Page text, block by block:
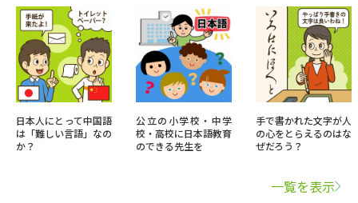
日本人にとって中国語
は「難しい言語」なの
か？
公立の小学校・中学
校・高校に日本語教育
のできる先生を
手で書かれた文字が人
の心をとらえるのはな
ぜだろう？
一覧を表示